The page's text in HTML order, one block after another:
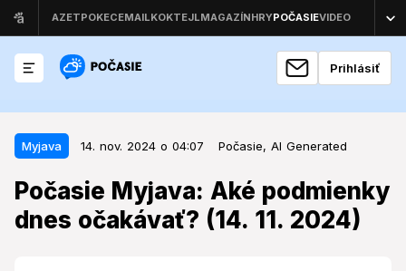
Prihlásiť
Myjava 14. nov. 2024 o 04:07 Počasie, AI Generated
Počasie Myjava: Aké podmienky
dnes očakávať? (14. 11. 2024)
Myjava 14. nov. 2024 o 04:07
Počasie Myjava: Aké podmienky
dnes očakávať? (14. 11. 2024)